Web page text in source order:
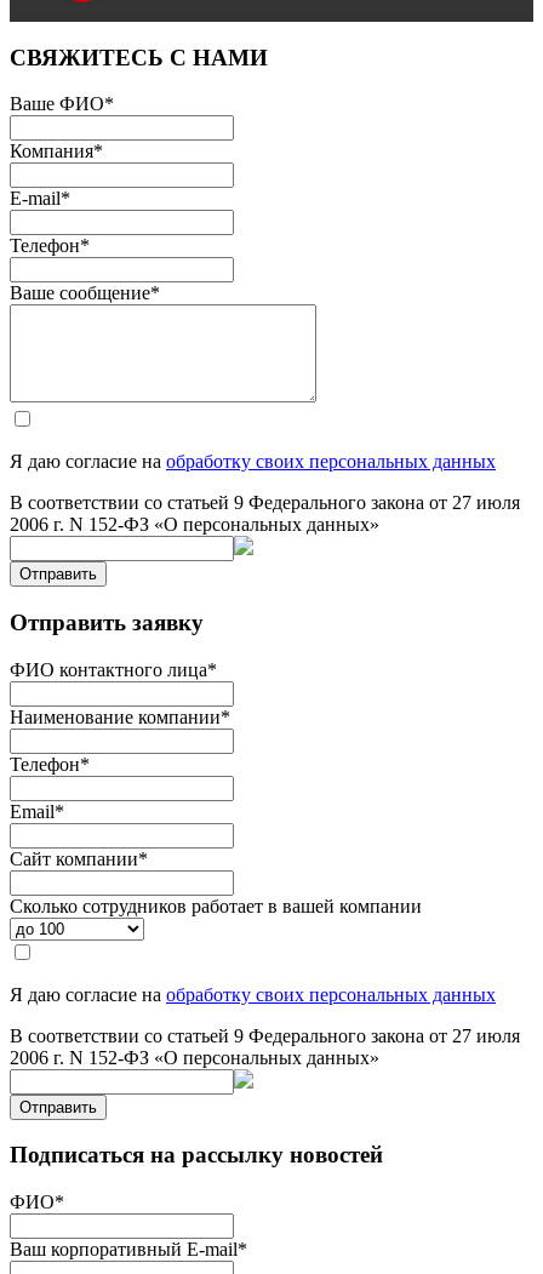
СВЯЖИТЕСЬ С НАМИ
Ваше ФИО*
Компания*
E-mail*
Телефон*
Ваше сообщение*
Я даю согласие на обработку своих персональных данных
В соответствии со статьей 9 Федерального закона от 27 июля
2006 г. N 152-ФЗ «О персональных данных»
Отправить
Отправить заявку
ФИО контактного лица*
Наименование компании*
Телефон*
Email*
Сайт компании*
Сколько сотрудников работает в вашей компании
Я даю согласие на обработку своих персональных данных
В соответствии со статьей 9 Федерального закона от 27 июля
2006 г. N 152-ФЗ «О персональных данных»
Отправить
Подписаться на рассылку новостей
ФИО*
Ваш корпоративный E-mail*